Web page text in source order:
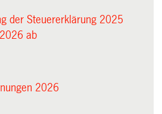
der Steuererklärung 2025
ab
2026